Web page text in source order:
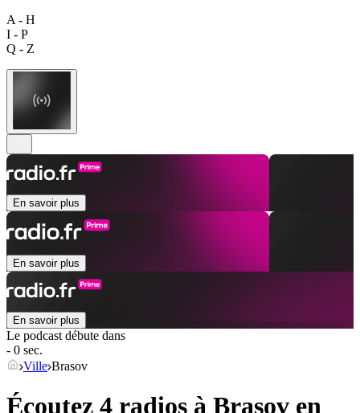
A - H
I - P
Q - Z
En savoir plus
En savoir plus
En savoir plus
Le podcast débute dans
- 0 sec.
Ville Brasov
Écoutez 4 radios à Brasov en